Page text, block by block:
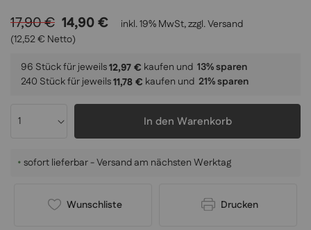
17,90 € 14,90 €
(12,52 € Netto)
inkl. 19% MwSt, zzgl.Versand
96 Stück für jeweils12,97 € kaufen und 13% sparen
240 Stück für jeweils11,78 € kaufen und 21% sparen
In den Warenkorb
• sofort lieferbar - Versand am nächsten Werktag
Wunschliste Drucken